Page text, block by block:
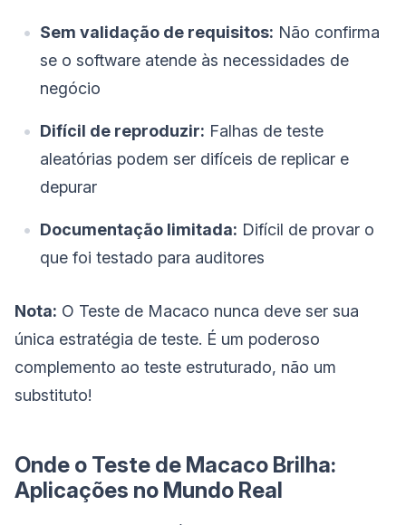
Sem validação de requisitos: Não confirma
se o software atende às necessidades de
negócio
Difícil de reproduzir: Falhas de teste
aleatórias podem ser difíceis de replicar e
depurar
Documentação limitada: Difícil de provar o
que foi testado para auditores
Nota: O Teste de Macaco nunca deve ser sua
única estratégia de teste. É um poderoso
complemento ao teste estruturado, não um
substituto!
Onde o Teste de Macaco Brilha:
Aplicações no Mundo Real